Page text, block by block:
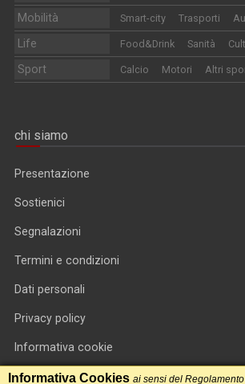
Mobilità Smart-city Trasporti
Life Food&Drink Sanità
Sport Calcio Motori Altri
chi siamo
Presentazione
Sostienici
Segnalazioni
Termini e condizioni
Dati personali
Privacy policy
Informativa cookie
RSS feed
Informativa Cookies ai sensi del